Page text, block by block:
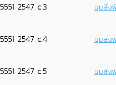
2547 c.3 มุมสิ่ง
2547 c.4 มุมสิ่ง
2547 c.5 มุมสิ่ง